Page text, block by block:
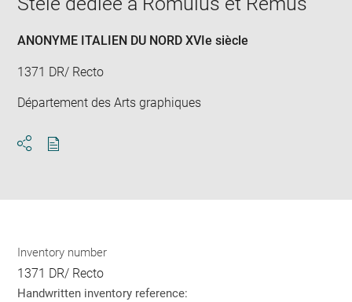
ANONYME ITALIEN DU NORD XVIe siècle
1371 DR/ Recto
Département des Arts graphiques
Inventory number
1371 DR/ Recto
Handwritten inventory reference: